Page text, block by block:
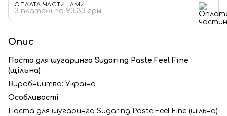
ОПЛАТА ЧАСТИНАМИ
3 платежі по 93.33 грн
Опис
Паста для шугаринга Sugaring Paste Feel Fine
(щільна)
Виробництво: Україна
Особливості
Паста для шугаринга Sugaring Paste Feel Fine (щільна)